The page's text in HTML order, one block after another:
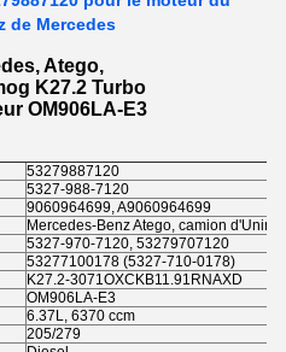
de Mercedes
Atego,
K27.2 Turbo
OM906LA-E3
53279887120
5327-988-7120
9060964699, A9060964699
Mercedes-Benz Atego, camion
5327-970-7120, 53279707120
53277100178 (5327-710-0178)
K27.2-3071OXCKB11.91RNAXD
OM906LA-E3
6.37L, 6370 ccm
205/279